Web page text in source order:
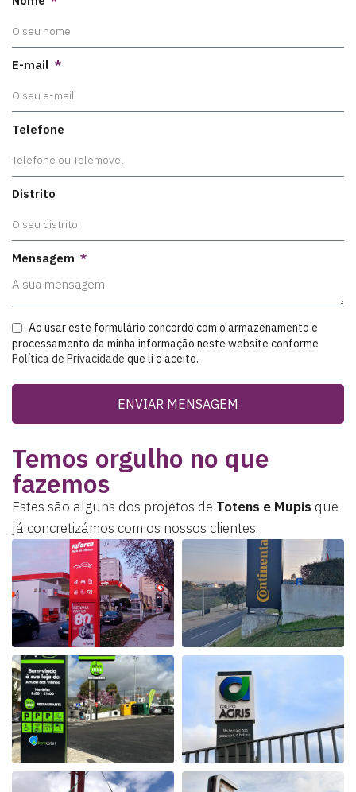
E-mail
Telefone
Distrito
Mensagem
Ao usar este formulário concordo com o armazenamento e
processamento da minha informação neste website conforme
Política de Privacidade que li e aceito.
ENVIAR MENSAGEM
Temos orgulho no que
fazemos
Estes são alguns dos projetos de Totens e Mupis que
já concretizámos com os nossos clientes.